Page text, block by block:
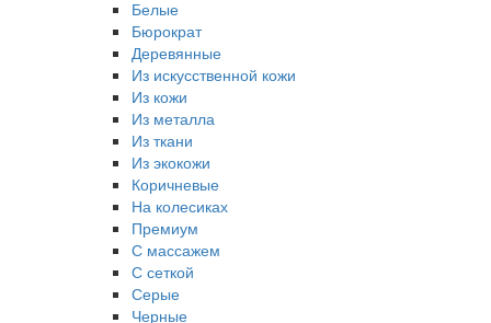
Белые
Бюрократ
Деревянные
Из искусственной кожи
Из кожи
Из металла
Из ткани
Из экокожи
Коричневые
На колесиках
Премиум
С массажем
С сеткой
Серые
Черные